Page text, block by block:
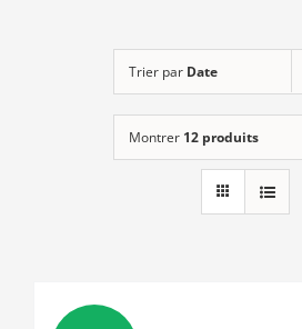
Les événements
Trier par Date
Montrer 12 produits